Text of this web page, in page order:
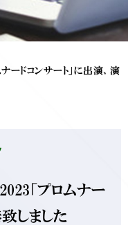
ードコンサート」に出演、演
「プロムナー
しました